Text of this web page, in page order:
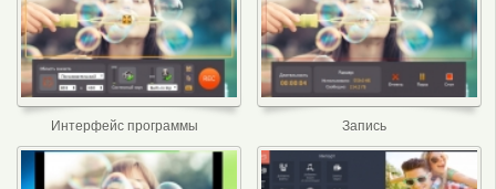
Интерфейс программы Запись